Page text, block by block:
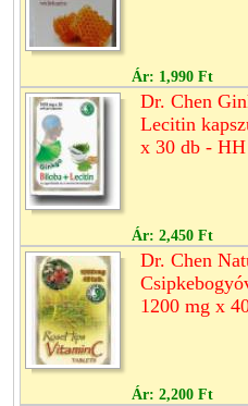
Ár: 1,990 Ft
Dr. Chen
Lecitin
x 30 db - HH
Ár: 2,450 Ft
Dr. Chen
1200 mg x
Ár: 2,200 Ft